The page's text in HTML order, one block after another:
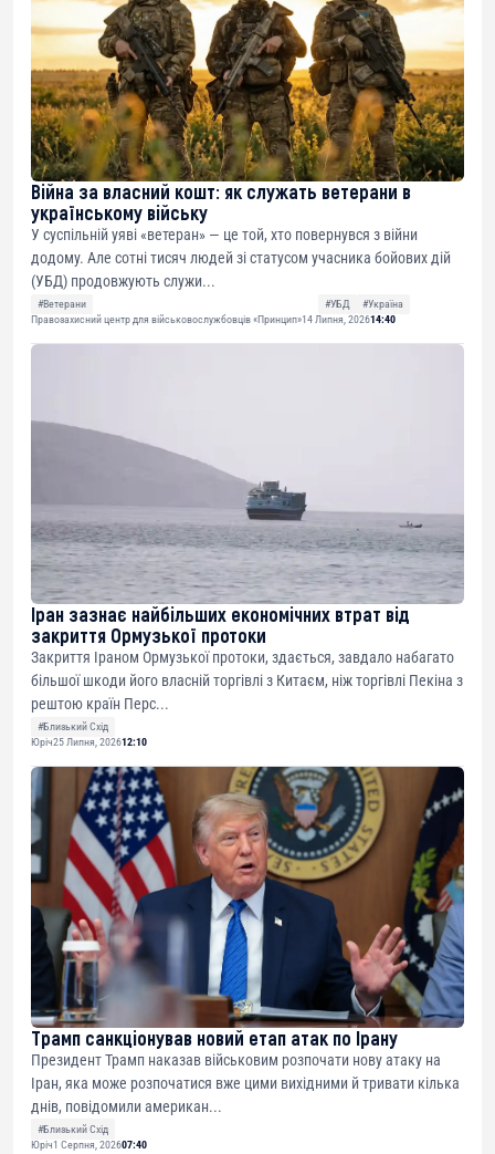
Війна за власний кошт: як служать ветерани в
українському війську
У суспільній уяві «ветеран» — це той, хто повернувся з війни
додому. Але сотні тисяч людей зі статусом учасника бойових дій
(УБД) продовжують служи...
#Ветерани #УБД
#Україна
Правозахисний центр для військовослужбовців «Принцип»14 Липня, 202614:40
Іран зазнає найбільших економічних втрат від
закриття Ормузької протоки
Закриття Іраном Ормузької протоки, здається, завдало набагато
більшої шкоди його власній торгівлі з Китаєм, ніж торгівлі Пекіна з
рештою країн Перс...
#Близький Схід
Юріч25 Липня, 202612:10
Трамп санкціонував новий етап атак по Ірану
Президент Трамп наказав військовим розпочати нову атаку на
Іран, яка може розпочатися вже цими вихідними й тривати кілька
днів, повідомили американ...
#Близький Схід
Юріч1 Серпня, 202607:40